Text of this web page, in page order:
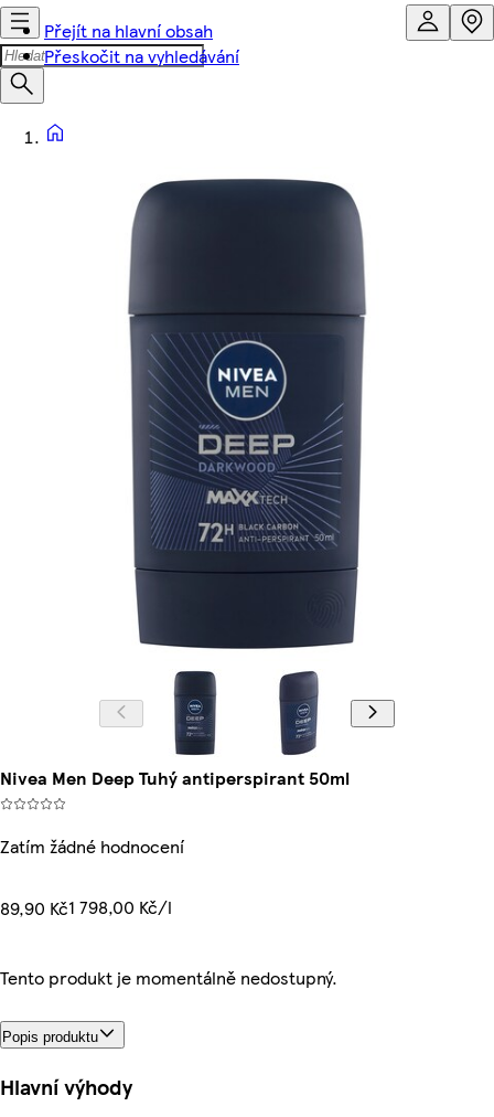
Přejít na hlavní obsah
Přeskočit na vyhledávání
Nivea Men Deep Tuhý antiperspirant 50ml
Zatím žádné hodnocení
89,90 Kč1 798,00 Kč/l
Tento produkt je momentálně nedostupný.
Popis produktu
Hlavní výhody